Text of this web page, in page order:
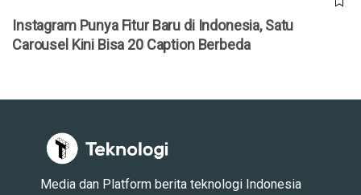
Instagram Punya Fitur Baru di Indonesia, Satu
Carousel Kini Bisa 20 Caption Berbeda
Media dan Platform berita teknologi Indonesia